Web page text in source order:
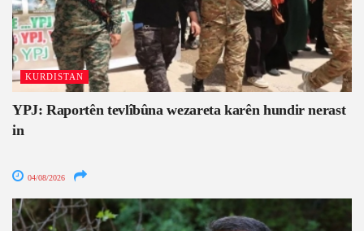
KURDISTAN
YPJ: Raportên tevlîbûna wezareta karên hundir nerast
in
04/08/2026